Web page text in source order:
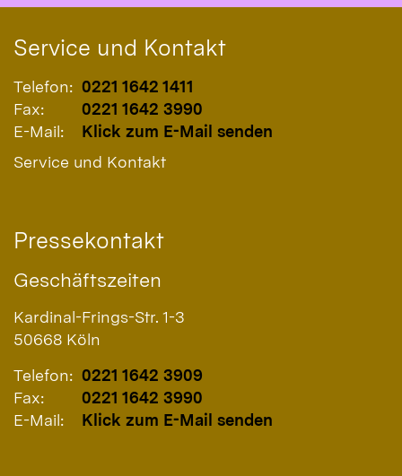
Service und Kontakt
Telefon: 0221 1642 1411
Fax:
0221 1642 3990
E-Mail:
Klick zum E-Mail senden
Service und Kontakt
Pressekontakt
Geschäftszeiten
Kardinal-Frings-Str. 1-3
50668 Köln
Telefon: 0221 1642 3909
Fax:
0221 1642 3990
E-Mail:
Klick zum E-Mail senden